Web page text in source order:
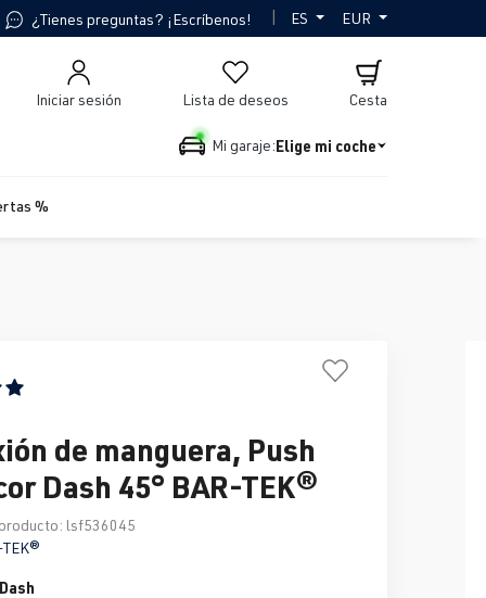
¿Tienes preguntas? ¡Escríbenos! | ES EUR
Lista de deseos
Iniciar sesión Cesta
Mi garaje:Elige mi coche
%
promedio de 5 de 5 estrellas
de manguera, Push
Dash 45° BAR-TEK®
lsf536045
TEK®